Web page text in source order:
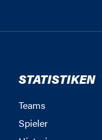
STATISTIKEN
Teams
Spieler